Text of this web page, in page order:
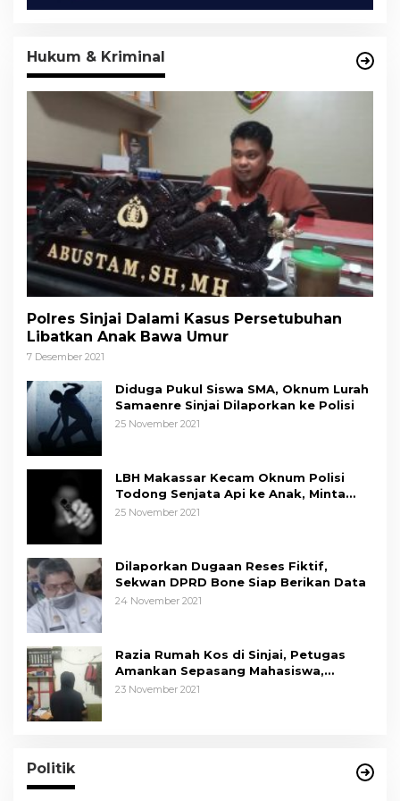
Hukum & Kriminal
Polres Sinjai Dalami Kasus Persetubuhan
Libatkan Anak Bawa Umur
7 Desember 2021
Diduga Pukul Siswa SMA, Oknum Lurah
Samaenre Sinjai Dilaporkan ke Polisi
25 November 2021
LBH Makassar Kecam Oknum Polisi
Todong Senjata Api ke Anak, Minta
Kapolda Sulsel Tindak Tegas
25 November 2021
Dilaporkan Dugaan Reses Fiktif,
Sekwan DPRD Bone Siap Berikan Data
24 November 2021
Razia Rumah Kos di Sinjai, Petugas
Amankan Sepasang Mahasiswa,
Mengaku Berpacaran
23 November 2021
Politik